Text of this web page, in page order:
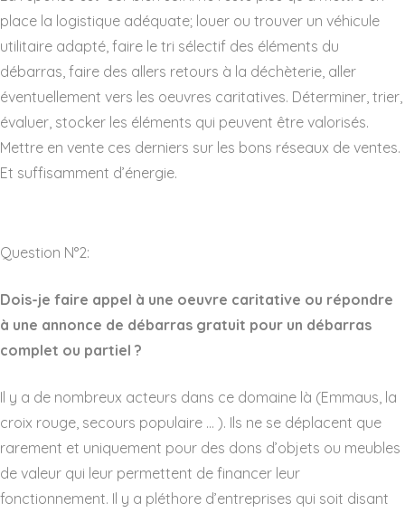
place la logistique adéquate; louer ou trouver un véhicule
utilitaire adapté, faire le tri sélectif des éléments du
débarras, faire des allers retours à la déchèterie, aller
éventuellement vers les oeuvres caritatives. Déterminer, trier,
évaluer, stocker les éléments qui peuvent être valorisés.
Mettre en vente ces derniers sur les bons réseaux de ventes.
Et suffisamment d’énergie.
Question N°2:
Dois-je faire appel à une oeuvre caritative ou répondre
à une annonce de débarras gratuit pour un débarras
complet ou partiel ?
Il y a de nombreux acteurs dans ce domaine là (Emmaus, la
croix rouge, secours populaire … ). Ils ne se déplacent que
rarement et uniquement pour des dons d’objets ou meubles
de valeur qui leur permettent de financer leur
fonctionnement. Il y a pléthore d’entreprises qui soit disant